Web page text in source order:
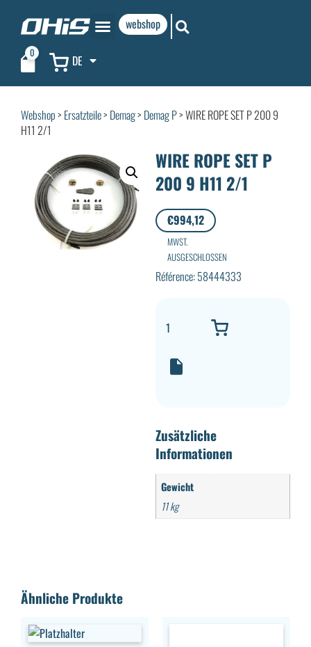
webshop
0 DE
Webshop> Ersatzteile> Demag> Demag P> WIRE ROPE SET P 200 9
H11 2/1
WIRE ROPE SET P
200 9 H11 2/1
€994,12
MWST.
AUSGESCHLOSSEN
Référence: 58444333
Zusätzliche
Informationen
Gewicht
11 kg
Ähnliche Produkte